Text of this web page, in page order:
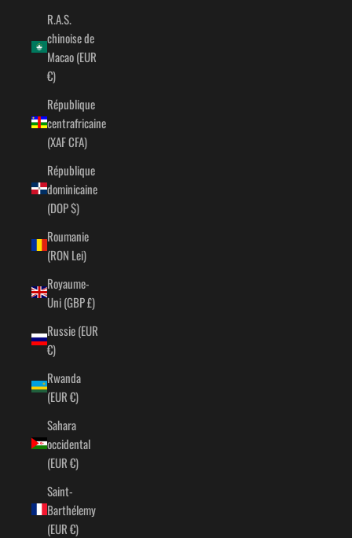
R.A.S.
chinoise de
Macao (EUR
€)
République
centrafricaine
(XAF CFA)
République
dominicaine
(DOP $)
Roumanie
(RON Lei)
Royaume-
Uni (GBP £)
Russie (EUR
€)
Rwanda
(EUR €)
Sahara
occidental
(EUR €)
Saint-
Barthélemy
(EUR €)